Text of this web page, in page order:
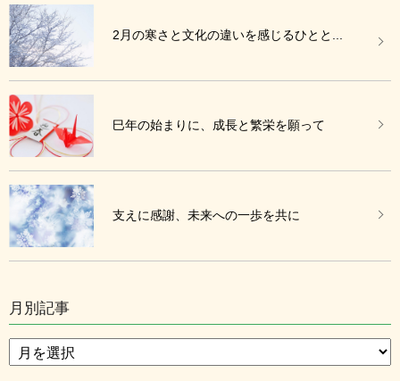
2月の寒さと文化の違いを感じるひとと...
巳年の始まりに、成長と繁栄を願って
支えに感謝、未来への一歩を共に
月別記事